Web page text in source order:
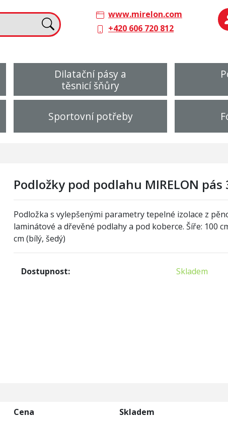
www.mirelon.com
+420 606 720 812
Dilatační pásy a
těsnicí šňůry
Sportovní potřeby
Podložky pod podlahu MIRELON pás
Podložka s vylepšenými parametry tepelné izolace z
laminátové a dřevěné podlahy a pod koberce. Šíře: 100
cm (bílý, šedý)
Dostupnost: Skladem
Cena Skladem